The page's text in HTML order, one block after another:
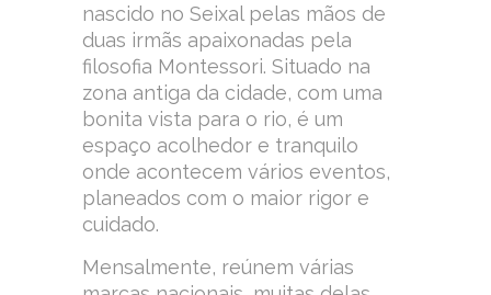
nascido no Seixal pelas mãos de
duas irmãs apaixonadas pela
filosofia Montessori. Situado na
zona antiga da cidade, com uma
bonita vista para o rio, é um
espaço acolhedor e tranquilo
onde acontecem vários eventos,
planeados com o maior rigor e
cuidado.
Mensalmente, reúnem várias